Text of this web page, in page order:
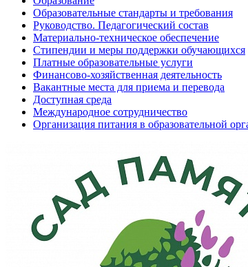
Образовательные стандарты и требования
Руководство. Педагогический состав
Материально-техническое обеспечение
Стипендии и меры поддержки обучающихся
Платные образовательные услуги
Финансово-хозяйственная деятельность
Вакантные места для приема и перевода
Доступная среда
Международное сотрудничество
Организация питания в образовательной